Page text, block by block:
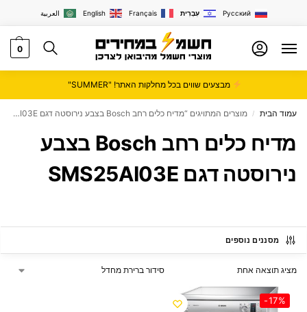
العربية English Français עִבְרִית Русский
0
מבצעים שווים בכל מחלקות האתר! "SUMMER"
עמוד הבית / מוצרים המתויגים “מדיח כלים רחב Bosch בצבע נירוסטה דגם SMS25AI03E”
מדיח כלים רחב Bosch בצבע
נירוסטה דגם SMS25AI03E
מסננים נוספים
מציג תוצאה אחת
-17%